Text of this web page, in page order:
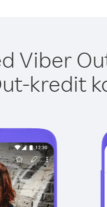
Viber
kredit